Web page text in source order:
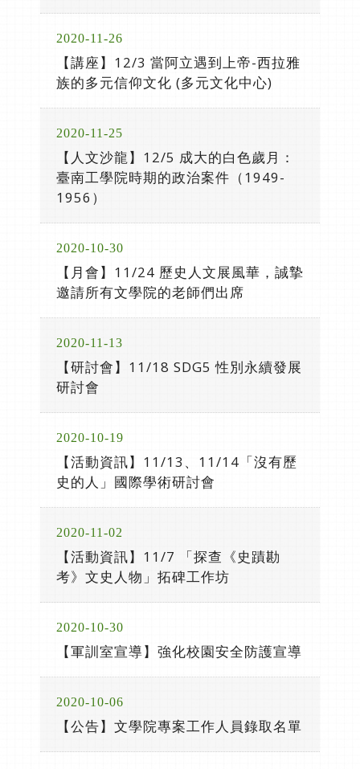
2020-11-26
【講座】12/3 當阿立遇到上帝-西拉雅
族的多元信仰文化 (多元文化中心)
2020-11-25
【人文沙龍】12/5 成大的白色歲月：
臺南工學院時期的政治案件（1949-
1956）
2020-10-30
【月會】11/24 歷史人文展風華，誠摯
邀請所有文學院的老師們出席
2020-11-13
【研討會】11/18 SDG5 性別永續發展
研討會
2020-10-19
【活動資訊】11/13、11/14「沒有歷
史的人」國際學術研討會
2020-11-02
【活動資訊】11/7 「探查《史蹟勘
考》文史人物」拓碑工作坊
2020-10-30
【軍訓室宣導】強化校園安全防護宣導
2020-10-06
【公告】文學院專案工作人員錄取名單